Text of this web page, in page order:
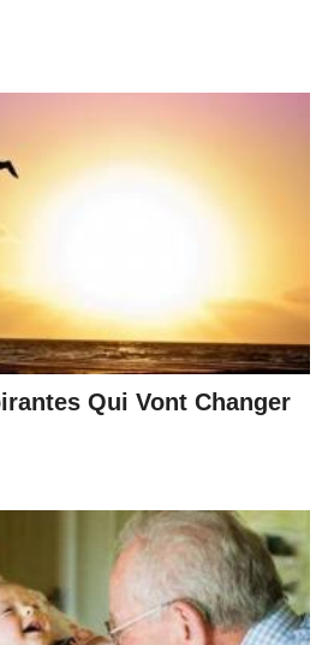
Qui Vont Changer